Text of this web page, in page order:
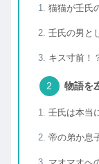
猫猫が壬氏
壬氏の男と
キス寸前！
物語を
壬氏は本当
帝の弟か息